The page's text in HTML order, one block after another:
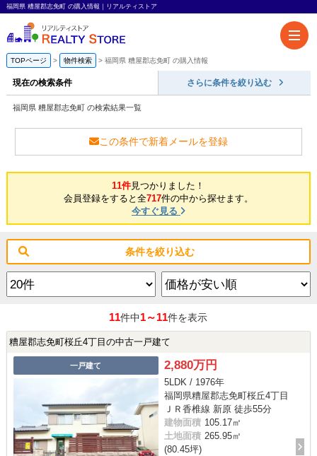
福岡県 糟屋郡志免町 の購入情報｜リアルティストア
TOPページ 物件検索 福岡県 糟屋郡志免町 の購入情報
現在の検索条件 さらに条件を絞り込む
福岡県 糟屋郡志免町 の検索結果一覧
この条件で新着メールを登録
11件見つかりました！
会員登録をすると全717件の中から探せます。
今すぐ見る
条件を絞り込む
11件中1～11件を表示
糟屋郡志免町桜丘4丁目の中古一戸建て
一戸建て 2,880万円
5LDK / 1976年
福岡県糟屋郡志免町桜丘4丁目
ＪＲ香椎線 新原 徒歩55分
建物面積 105.17㎡
土地面積 265.95㎡
(80.45坪)